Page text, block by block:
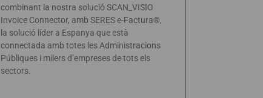
combinant la nostra solució SCAN_VISIO
Invoice Connector, amb SERES e-Factura®,
la solució líder a Espanya que està
connectada amb totes les Administracions
Públiques i milers d’empreses de tots els
sectors.